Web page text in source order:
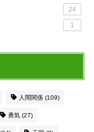
24
1
人間関係 (109)
勇気 (27)